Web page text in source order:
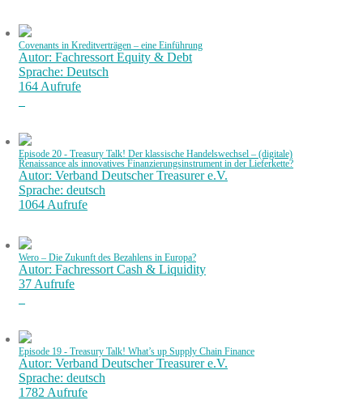
Covenants in Kreditverträgen – eine Einführung
Autor: Fachressort Equity & Debt
Sprache: Deutsch
164 Aufrufe
Episode 20 - Treasury Talk! Der klassische Handelswechsel – (digitale)
Renaissance als innovatives Finanzierungsinstrument in der Lieferkette?
Autor: Verband Deutscher Treasurer e.V.
Sprache: deutsch
1064 Aufrufe
Wero – Die Zukunft des Bezahlens in Europa?
Autor: Fachressort Cash & Liquidity
37 Aufrufe
Episode 19 - Treasury Talk! What’s up Supply Chain Finance
Autor: Verband Deutscher Treasurer e.V.
Sprache: deutsch
1782 Aufrufe